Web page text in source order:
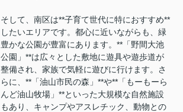
そして、南区は**子育て世代に特におすすめ**
したいエリアです。都心に近いながらも、緑
豊かな公園が豊富にあります。**「野間大池
公園」**は広々とした敷地に遊具や遊歩道が
整備され、家族で気軽に遊びに行けます。さ
らに、**「油山市民の森」**や**「もーもーら
んど油山牧場」**といった大規模な自然施設
もあり、キャンプやアスレチック、動物との